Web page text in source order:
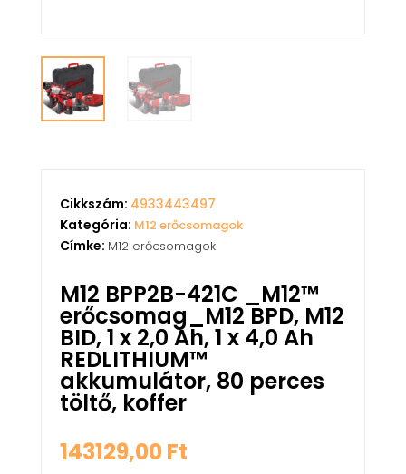
Cikkszám: 4933443497
Kategória: M12 erőcsomagok
Címke: M12 erőcsomagok
M12 BPP2B-421C _M12™
erőcsomag_M12 BPD, M12
BID, 1 x 2,0 Ah, 1 x 4,0 Ah
REDLITHIUM™
akkumulátor, 80 perces
töltő, koffer
143129,00Ft